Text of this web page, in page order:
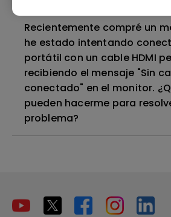
Recientemente compré un
he estado intentando
portátil con un cable HDMI
recibiendo el mensaje "Sin
conectado" en el monitor.
pueden hacerme para
problema?